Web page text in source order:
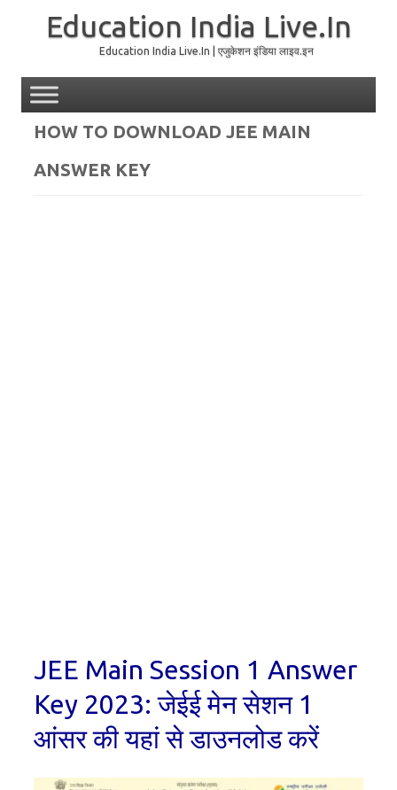
Education India Live.In
Education India Live.In | एजुकेशन इंडिया लाइव.इन
HOW TO DOWNLOAD JEE MAIN
ANSWER KEY
JEE Main Session 1 Answer
Key 2023: जेईई मेन सेशन 1
आंसर की यहां से डाउनलोड करें